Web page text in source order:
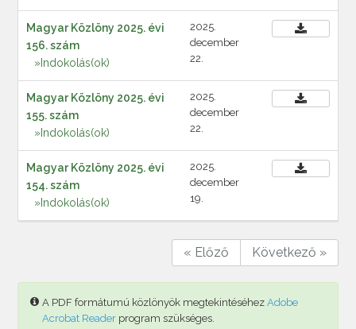
Magyar Közlöny 2025. évi
156. szám
»Indokolás(ok)
2025.
december
22.
Magyar Közlöny 2025. évi
155. szám
»Indokolás(ok)
2025.
december
22.
Magyar Közlöny 2025. évi
154. szám
»Indokolás(ok)
2025.
december
19.
« Előző Következő »
A PDF formátumú közlönyök megtekintéséhezAdobe
Acrobat Reader program szükséges.